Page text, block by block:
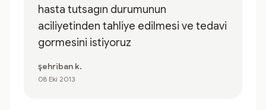
hasta tutsagın durumunun
aciliyetinden tahliye edilmesi ve tedavi
gormesini istiyoruz
şehriban k.
08 Eki 2013